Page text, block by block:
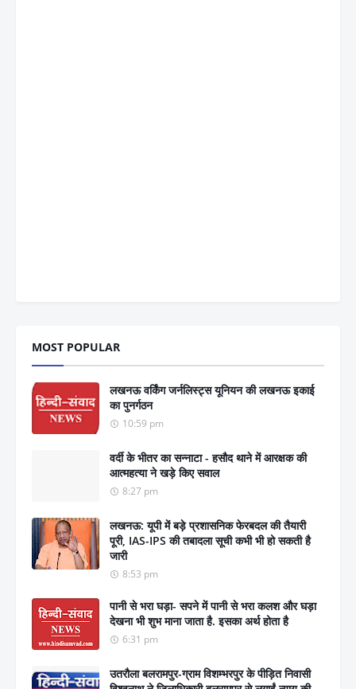
MOST POPULAR
लखनऊ वर्किंग जर्नलिस्ट्स यूनियन की लखनऊ इकाई
का पुनर्गठन
10:59 pm
वर्दी के भीतर का सन्नाटा - हसौद थाने में आरक्षक की
आत्महत्या ने खड़े किए सवाल
8:27 pm
लखनऊ: यूपी में बड़े प्रशासनिक फेरबदल की तैयारी
पूरी, IAS-IPS की तबादला सूची कभी भी हो सकती है
जारी
8:53 pm
पानी से भरा घड़ा- सपने में पानी से भरा कलश और घड़ा
देखना भी शुभ माना जाता है. इसका अर्थ होता है
6:31 pm
उतरौला बलरामपुर-ग्राम विशम्भरपुर के पीड़ित निवासी